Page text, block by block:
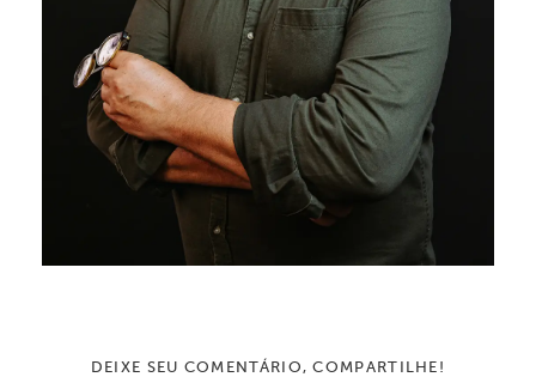
DEIXE SEU COMENTÁRIO, COMPARTILHE!